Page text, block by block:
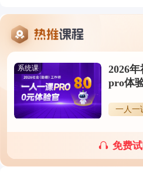
系统课
2026
pro体
一人一
免费